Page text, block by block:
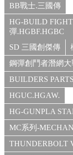
BB戰士.三國傳
HG-BUILD
彈.HGBF.HGBC
SD 三國創傑傳
鋼彈創鬥者潛網
BUILDERS
HGUC.HGAW.
HG-GUNPLA
MC系列-
THUNDERBOLT